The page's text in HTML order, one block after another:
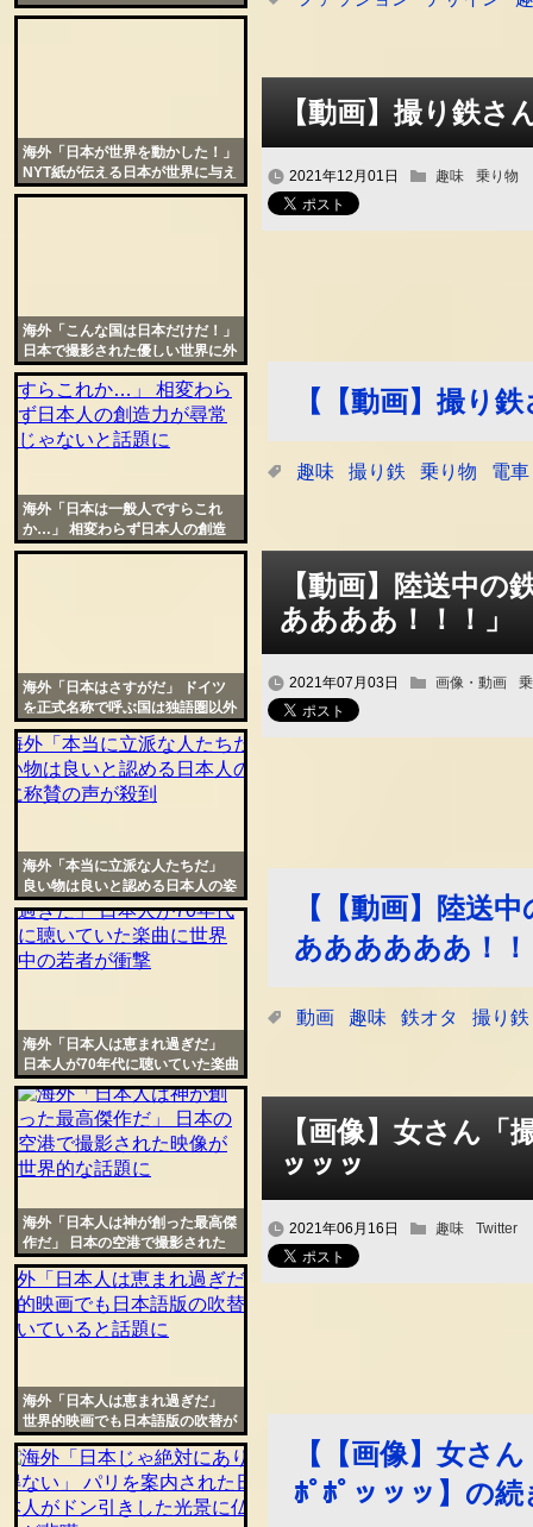
【動画】撮り鉄さ
2021年12月01日 趣味 乗り物
【【動画】撮り
趣味 撮り鉄 乗り物 電車
【動画】陸送中
ああああ！！！」
2021年07月03日 画像・動画
【【動画】陸送
ああああああ！
動画 趣味 鉄オタ 撮り鉄
【画像】女さん「
ッッッ
2021年06月16日 趣味 Twitter
【【画像】女さ
ﾎﾟﾎﾟッッッ】の
に全く気付かれず大ショック
海外「日本が世界を動かした！」
NYT紙が伝える日本が世界に与え
た影響に感謝の声が殺到
海外「こんな国は日本だけだ！」
日本で撮影された優しい世界に外
国人がほっこり
海外「日本は一般人ですらこれ
か…」 相変わらず日本人の創造
力が尋常じゃないと話題に
海外「日本はさすがだ」 ドイツ
を正式名称で呼ぶ国は独語圏以外
では日本だけだと話題に
海外「本当に立派な人たちだ」
良い物は良いと認める日本人の姿
勢に称賛の声が殺到
海外「日本人は恵まれ過ぎだ」
日本人が70年代に聴いていた楽曲
に世界中の若者が衝撃
海外「日本人は神が創った最高傑
作だ」 日本の空港で撮影された
映像が世界的な話題に
海外「日本人は恵まれ過ぎだ」
世界的映画でも日本語版の吹替が
群を抜いていると話題に